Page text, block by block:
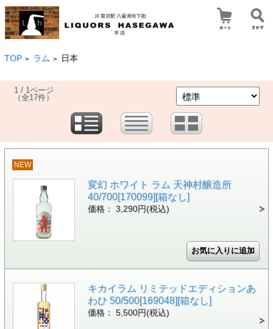
TOP > ラム > 日本
1 / 1ページ
（全17件）
NEW
変幻 ホワイト ラム 天神村醸造所
40/700[170099][箱なし]
価格： 3,290円(税込)
キカイラム リミテッドエディションあ
わひ 50/500[169048][箱なし]
価格： 5,500円(税込)